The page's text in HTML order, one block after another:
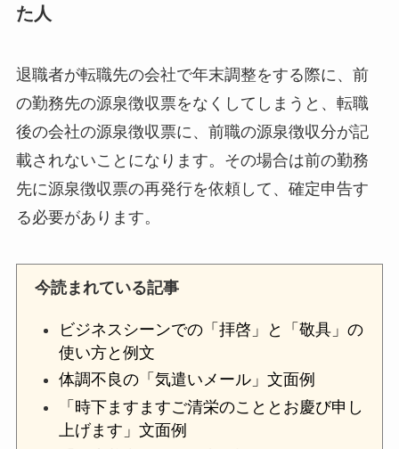
た人
退職者が転職先の会社で年末調整をする際に、前
の勤務先の源泉徴収票をなくしてしまうと、転職
後の会社の源泉徴収票に、前職の源泉徴収分が記
載されないことになります。その場合は前の勤務
先に源泉徴収票の再発行を依頼して、確定申告す
る必要があります。
今読まれている記事
ビジネスシーンでの「拝啓」と「敬具」の
使い方と例文
体調不良の「気遣いメール」文面例
「時下ますますご清栄のこととお慶び申し
上げます」文面例